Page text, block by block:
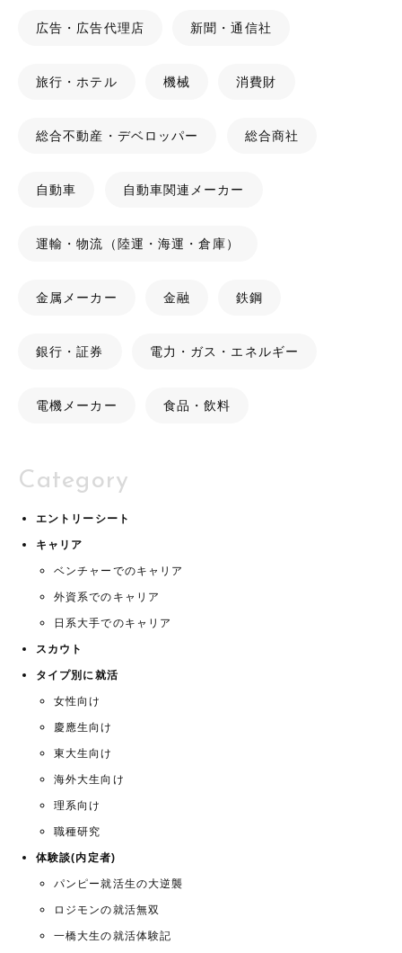
広告・広告代理店 新聞・通信社
旅行・ホテル 機械 消費財
総合不動産・デベロッパー 総合商社
自動車 自動車関連メーカー
運輸・物流（陸運・海運・倉庫）
金属メーカー 金融 鉄鋼
銀行・証券 電力・ガス・エネルギー
電機メーカー 食品・飲料
Category
エントリーシート
キャリア
ベンチャーでのキャリア
外資系でのキャリア
日系大手でのキャリア
スカウト
タイプ別に就活
女性向け
慶應生向け
東大生向け
海外大生向け
理系向け
職種研究
体験談(内定者)
パンピー就活生の大逆襲
ロジモンの就活無双
一橋大生の就活体験記